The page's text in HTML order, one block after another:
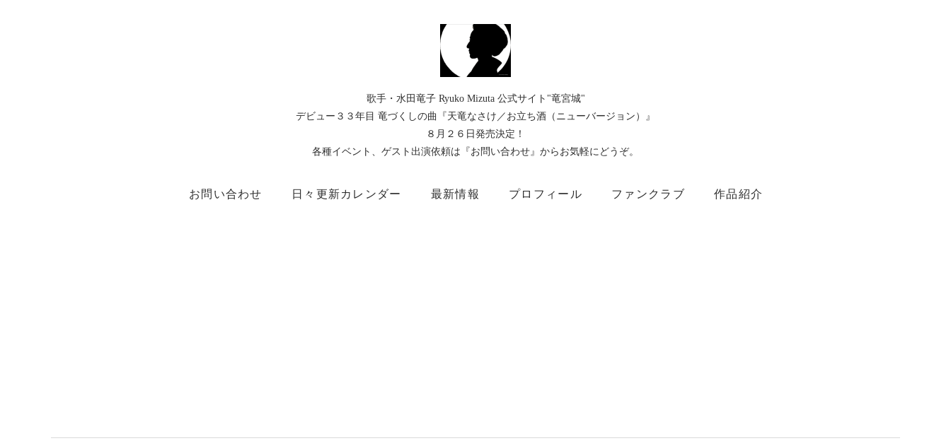
歌手・水田竜子 Ryuko Mizuta 公式サイト"竜宮城"
デビュー３３年目 竜づくしの曲『天竜なさけ／お立ち酒（ニューバージョン）』
８月２６日発売決定！
各種イベント、ゲスト出演依頼は『お問い合わせ』からお気軽にどうぞ。
お問い合わせ 日々更新カレンダー 最新情報 プロフィール ファンクラブ 作品紹介